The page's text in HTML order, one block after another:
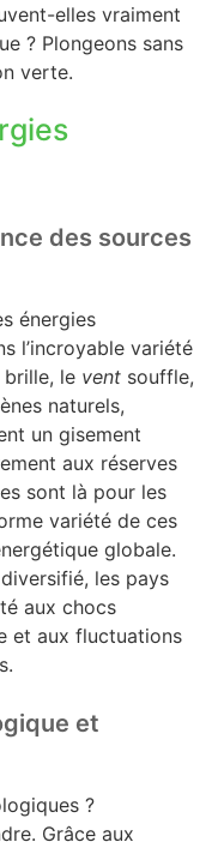
elles vraiment
? Plongeons sans
verte.
des sources
énergies
l’incroyable variété
brille, le vent souffle,
naturels,
un gisement
aux réserves
sont là pour les
variété de ces
globale.
les pays
aux chocs
et aux fluctuations
et
?
Grâce aux